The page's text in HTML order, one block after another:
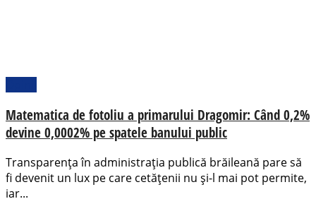
Matematica de fotoliu a primarului Dragomir: Când 0,2%
devine 0,0002% pe spatele banului public
Transparența în administrația publică brăileană pare să
fi devenit un lux pe care cetățenii nu și-l mai pot permite,
iar...